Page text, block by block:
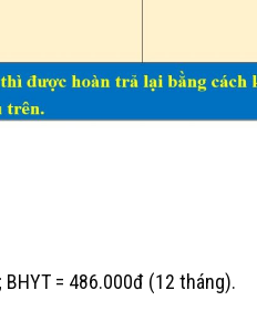
= 486.000đ (12 tháng).